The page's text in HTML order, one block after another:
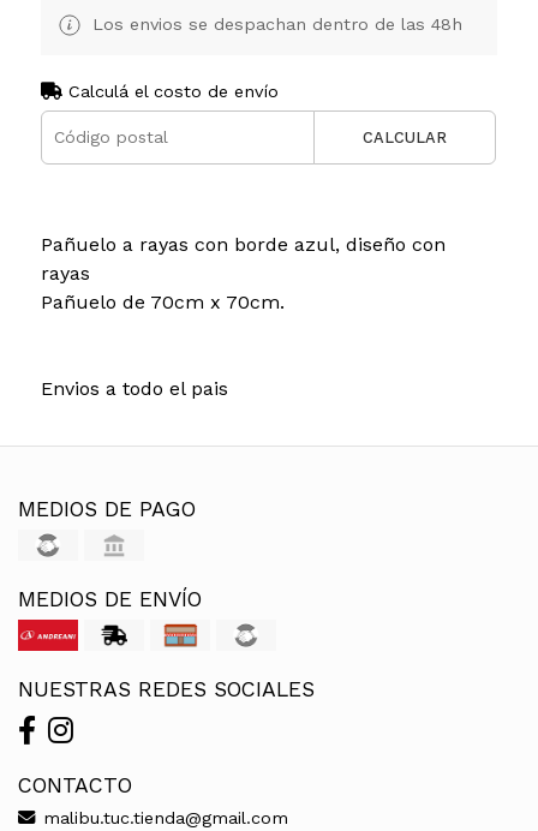
Los envios se despachan dentro de las 48h
Calculá el costo de envío
CALCULAR
Pañuelo a rayas con borde azul, diseño con
rayas
Pañuelo de 70cm x 70cm.
Envios a todo el pais
MEDIOS DE PAGO
MEDIOS DE ENVÍO
NUESTRAS REDES SOCIALES
CONTACTO
malibu.tuc.tienda@gmail.com